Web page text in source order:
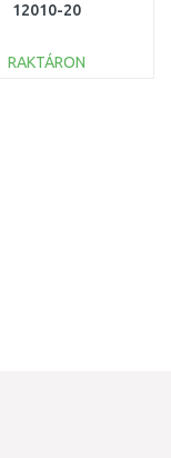
12010-20
RAKTÁRON